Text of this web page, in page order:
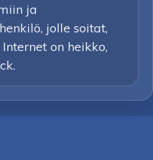
ja
jolle soitat,
on heikko,